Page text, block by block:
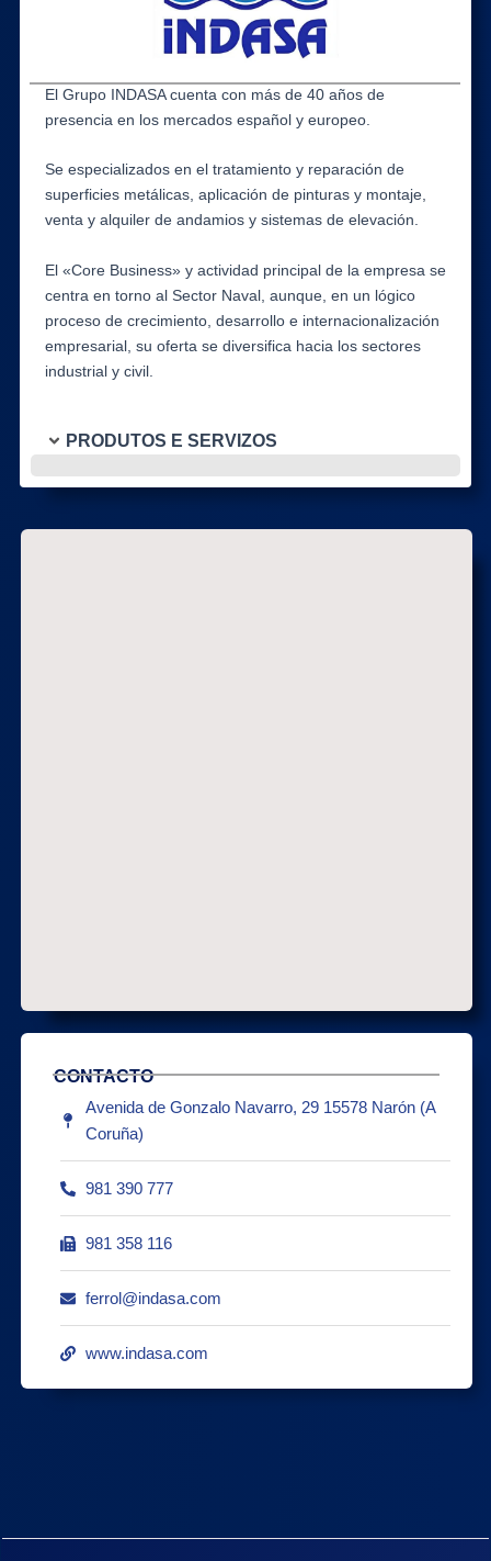
El Grupo INDASA cuenta con más de 40 años de
presencia en los mercados español y europeo.
Se especializados en el tratamiento y reparación de
superficies metálicas, aplicación de pinturas y montaje,
venta y alquiler de andamios y sistemas de elevación.
El «Core Business» y actividad principal de la empresa se
centra en torno al Sector Naval, aunque, en un lógico
proceso de crecimiento, desarrollo e internacionalización
empresarial, su oferta se diversifica hacia los sectores
industrial y civil.
PRODUTOS E SERVIZOS
CONTACTO
Avenida de Gonzalo Navarro, 29 15578 Narón (A
Coruña)
981 390 777
981 358 116
ferrol@indasa.com
www.indasa.com